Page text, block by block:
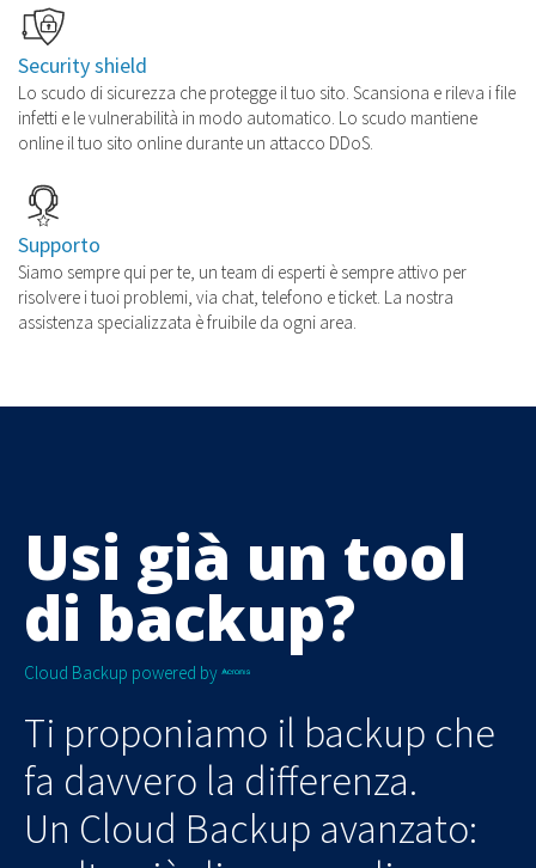
Security shield
Lo scudo di sicurezza che protegge il tuo sito. Scansiona e rileva i file
infetti e le vulnerabilità in modo automatico. Lo scudo mantiene
online il tuo sito online durante un attacco DDoS.
Supporto
Siamo sempre qui per te, un team di esperti è sempre attivo per
risolvere i tuoi problemi, via chat, telefono e ticket. La nostra
assistenza specializzata è fruibile da ogni area.
Usi già un tool
di backup?
Cloud Backup powered by
Ti proponiamo il backup che
fa davvero la differenza.
Un Cloud Backup avanzato: